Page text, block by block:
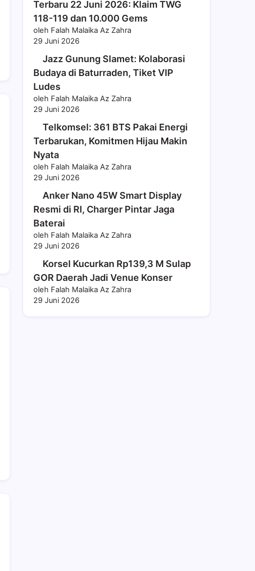
Terbaru 22 Juni 2026: Klaim TWG
118-119 dan 10.000 Gems
oleh Falah Malaika Az Zahra
29 Juni 2026
Jazz Gunung Slamet: Kolaborasi
Budaya di Baturraden, Tiket VIP
Ludes
oleh Falah Malaika Az Zahra
29 Juni 2026
Telkomsel: 361 BTS Pakai Energi
Terbarukan, Komitmen Hijau Makin
Nyata
oleh Falah Malaika Az Zahra
29 Juni 2026
Anker Nano 45W Smart Display
Resmi di RI, Charger Pintar Jaga
Baterai
oleh Falah Malaika Az Zahra
29 Juni 2026
Korsel Kucurkan Rp139,3 M Sulap
GOR Daerah Jadi Venue Konser
oleh Falah Malaika Az Zahra
29 Juni 2026